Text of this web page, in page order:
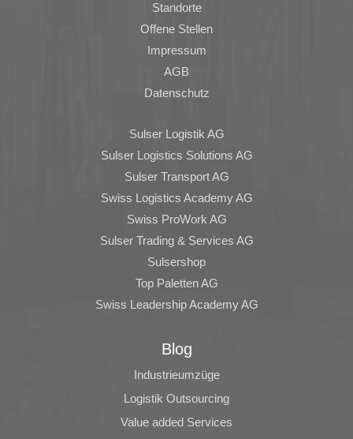
Standorte
Offene Stellen
Impressum
AGB
Datenschutz
Sulser Logistik AG
Sulser Logistics Solutions AG
Sulser Transport AG
Swiss Logistics Academy AG
Swiss ProWork AG
Sulser Trading & Services AG
Sulsershop
Top Paletten AG
Swiss Leadership Academy AG
Blog
Industrieumzüge
Logistik Outsourcing
Value added Services